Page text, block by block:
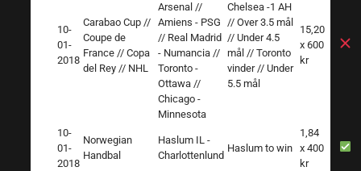
10-
01-
2018
Carabao Cup //
Coupe de
France // Copa
del Rey // NHL
Arsenal //
Amiens - PSG
// Real Madrid
- Numancia //
Toronto -
Ottawa //
Chicago -
Minnesota
Chelsea -1 AH
// Over 3.5 mål
// Under 4.5
mål // Toronto
vinder // Under
5.5 mål
15,20
x 600
kr
10-
01-
2018
Norwegian
Handbal
Haslum IL -
Charlottenlund
Haslum to win
1,84
x 400
kr